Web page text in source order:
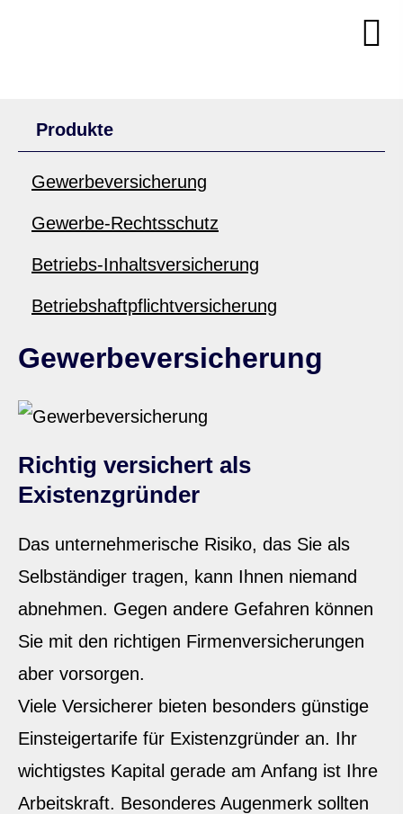
Produkte
Gewerbeversicherung
Gewerbe-Rechtsschutz
Betriebs-Inhaltsversicherung
Betriebshaftpflichtversicherung
Gewerbeversicherung
Richtig versichert als
Existenzgründer
Das unternehmerische Risiko, das Sie als
Selbständiger tragen, kann Ihnen niemand
abnehmen. Gegen andere Gefahren können
Sie mit den richtigen Firmenversicherungen
aber vorsorgen.
Viele Versicherer bieten besonders günstige
Einsteigertarife für Existenzgründer an. Ihr
wichtigstes Kapital gerade am Anfang ist Ihre
Arbeitskraft. Besonderes Augenmerk sollten